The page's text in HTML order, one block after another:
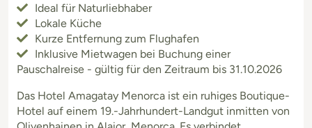
Ideal für Naturliebhaber
Lokale Küche
Kurze Entfernung zum Flughafen
Inklusive Mietwagen bei Buchung einer
Pauschalreise - gültig für den Zeitraum bis 31.10.2026
Das Hotel Amagatay Menorca ist ein ruhiges Boutique-
Hotel auf einem 19.-Jahrhundert-Landgut inmitten von